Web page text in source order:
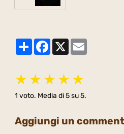
PartagerFacebook
X
★ ★ ★ ★ ★
1 voto. Media di5su 5.
Aggiungi un